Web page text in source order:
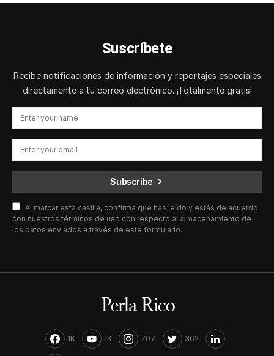
Suscríbete
Recibe notificaciones de información y reportajes especiales
directamente a tu correo electrónico. ¡Totalmente gratis!
Subscribe
Al marcar esta casilla, confirma que has leído y estás de acuerdo
con nuestros términos de uso con respecto al almacenamiento de
los datos enviados a través de este formulario.
1K 1K 707 362